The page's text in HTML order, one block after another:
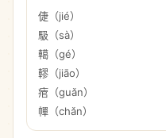
倢（jié）
馺（sà）
轕（gé）
轇（jiāo）
痯（guǎn）
幝（chǎn）